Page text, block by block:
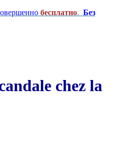
бесплатно. Без
chez la